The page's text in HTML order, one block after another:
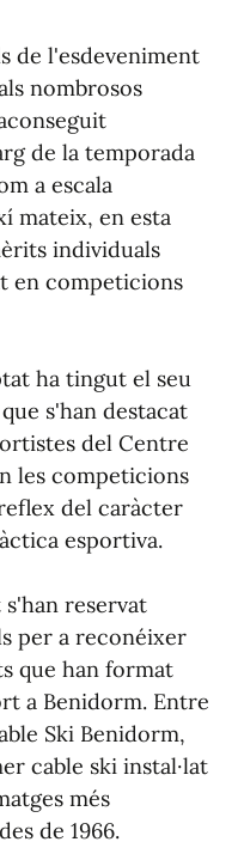
de l'esdeveniment
nombrosos
de la temporada
a escala
mateix, en esta
individuals
en competicions
ha tingut el seu
s'han destacat
del Centre
les competicions
del caràcter
esportiva.
s'han reservat
per a reconéixer
que han format
a Benidorm. Entre
Ski Benidorm,
cable ski instal·lat
més
de 1966.